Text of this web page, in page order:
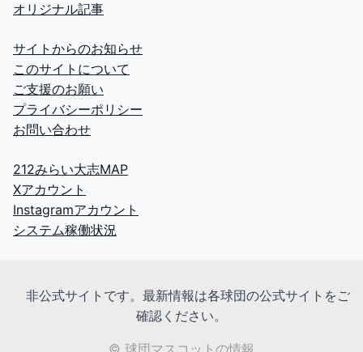
オリジナル記事
サイトからのお知らせ
このサイトについて
ご支援のお願い
プライバシーポリシー
お問い合わせ
212みらい大志MAP
Xアカウント
Instagramアカウント
システム稼働状況
非公式サイトです。最新情報は各球団の公式サイトをご
確認ください。